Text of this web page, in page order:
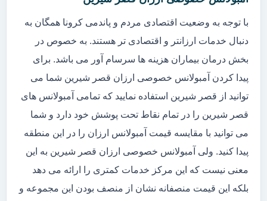
با توجه به وضعیت اقتصادی مردم و پاندمی کرونا همگان به
دنبال خدمات ارزانتر و اقتصادی تر هستند. به خصوص در
بخش درمان بیماران هزینه ها سرسام آور می باشد. برای
پیدا کردن آمبولانس خصوصی ارزان قصر شیرین شما می
توانید از قصر شیرین استفاده نمایید که تمامی آمبولانس های
قصر شیرین را در تمام نقاط تحت پوشش خود دارد و شما
می توانید با مقایسه قیمت آمبولانس ارزان را در این منطقه
پیدا کنید. ولی آمبولانس خصوصی ارزان قصر شیرین به این
معنی نیست که این مرکز خدمات کمتری را ارائه می دهد
بلکه این قیمت منصفانه نشان از منصف بودن این مجموعه و